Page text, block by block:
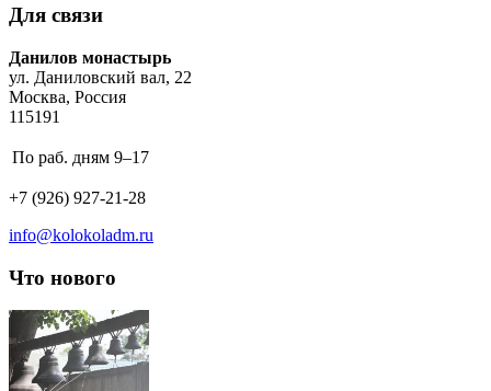
монастыре
состоялся
фестиваль
колокольных
звонов
Ростов
Для связи
Address:
Данилов монастырь
ул. Даниловский вал, 22
Москва, Россия
115191
Business
hours:
По раб. дням 9–17
Phone
+7 (926) 927-21-28
Email
info@kolokoladm.ru
Что нового